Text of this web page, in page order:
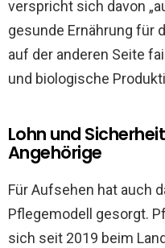
verspricht sich davon
gesunde Ernährung für
auf der anderen Seite
und biologische
Lohn und
Angehörige
Für Aufsehen hat auch
Pflegemodell gesorgt.
sich seit 2019 beim